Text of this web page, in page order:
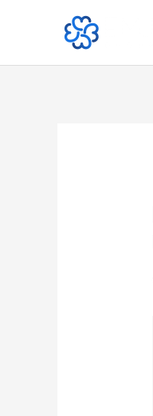
contenido